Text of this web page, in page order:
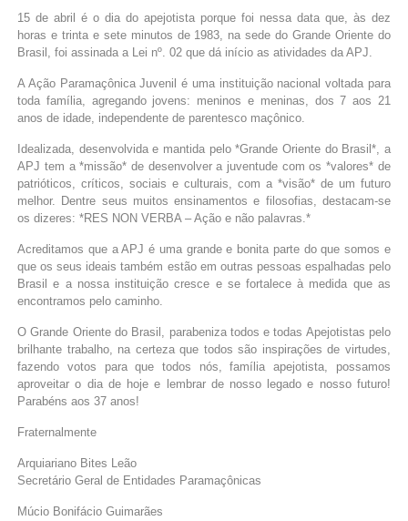
15 de abril é o dia do apejotista porque foi nessa data que, às dez
horas e trinta e sete minutos de 1983, na sede do Grande Oriente do
Brasil, foi assinada a Lei nº. 02 que dá início as atividades da APJ.
A Ação Paramaçônica Juvenil é uma instituição nacional voltada para
toda família, agregando jovens: meninos e meninas, dos 7 aos 21
anos de idade, independente de parentesco maçônico.
Idealizada, desenvolvida e mantida pelo *Grande Oriente do Brasil*, a
APJ tem a *missão* de desenvolver a juventude com os *valores* de
patrióticos, críticos, sociais e culturais, com a *visão* de um futuro
melhor. Dentre seus muitos ensinamentos e filosofias, destacam-se
os dizeres: *RES NON VERBA – Ação e não palavras.*
Acreditamos que a APJ é uma grande e bonita parte do que somos e
que os seus ideais também estão em outras pessoas espalhadas pelo
Brasil e a nossa instituição cresce e se fortalece à medida que as
encontramos pelo caminho.
O Grande Oriente do Brasil, parabeniza todos e todas Apejotistas pelo
brilhante trabalho, na certeza que todos são inspirações de virtudes,
fazendo votos para que todos nós, família apejotista, possamos
aproveitar o dia de hoje e lembrar de nosso legado e nosso futuro!
Parabéns aos 37 anos!
Fraternalmente
Arquiariano Bites Leão
Secretário Geral de Entidades Paramaçônicas
Múcio Bonifácio Guimarães